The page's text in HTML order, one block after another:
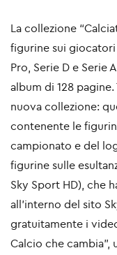
La collezione
figurine sui giocatori
Pro, Serie D e Serie
album di 128
nuova collezione:
contenente le
campionato e del
figurine sulle
Sky Sport HD), che
all’interno del sito
gratuitamente i
Calcio che cambia”,